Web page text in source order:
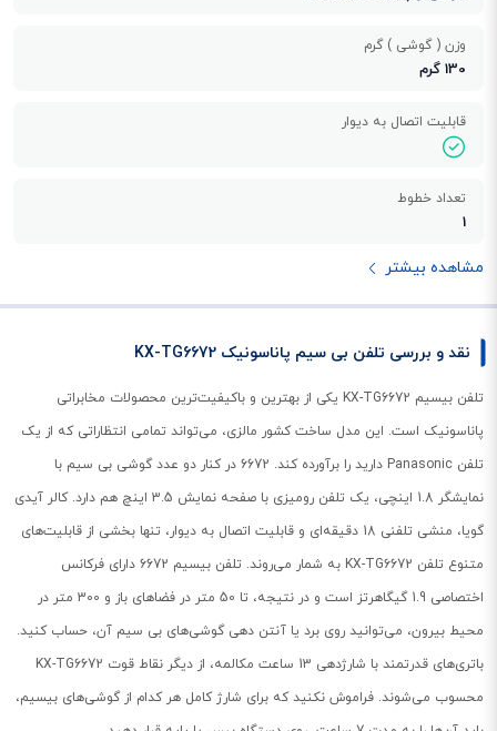
وزن ( گوشی ) گرم
130 گرم
قابلیت اتصال به دیوار
تعداد خطوط
مشاهده بیشتر
نقد و بررسی تلفن بی سیم پاناسونیک KX-TG6672
تلفن بیسیم KX-TG6672 یکی از بهترین و باکیفیت‌ترین محصولات مخابراتی
پاناسونیک است. این مدل ساخت کشور مالزی، می‌تواند تمامی انتظاراتی که از یک
تلفن Panasonic دارید را برآورده کند. 6672 در کنار دو عدد گوشی بی سیم با
نمایشگر 1.8 اینچی، یک تلفن رومیزی با صفحه نمایش 3.5 اینچ هم دارد. کالر آیدی
گویا، منشی تلفنی 18 دقیقه‌ای و قابلیت اتصال به دیوار، تنها بخشی از قابلیت‌های
متنوع تلفن KX-TG6672 به شمار می‌روند. تلفن بیسیم 6672 دارای فرکانس
اختصاصی 1.9 گیگاهرتز است و در نتیجه، تا 50 متر در فضاهای باز و 300 متر در
محیط بیرون، می‌توانید روی برد یا آنتن دهی گوشی‌های بی سیم آن، حساب کنید.
باتری‌های قدرتمند با شارژدهی 13 ساعت مکالمه، از دیگر نقاط قوت KX-TG6672
محسوب می‌شوند. فراموش نکنید که برای شارژ کامل هر کدام از گوشی‌های بیسیم،